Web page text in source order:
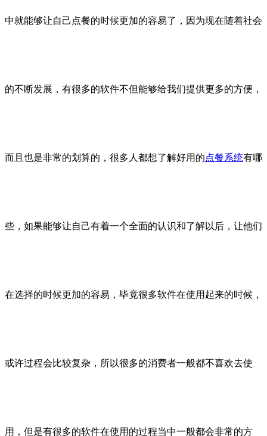
中就能够让自己点餐的时候更加的容易了，因为现在随着社会
的不断发展，有很多的软件不但能够给我们提供更多的方便，
而且也是非常的划算的，很多人都想了解好用的点餐系统有哪
些，如果能够让自己有着一个全面的认识和了解以后，让他们
在选择的时候更加的容易，毕竟很多软件在使用起来的时候，
或许过程会比较复杂，所以很多的消费者一般都不喜欢去使
用，但是有很多的软件在使用的过程当中一般都会非常的方